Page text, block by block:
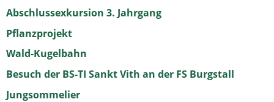
Abschlussexkursion 3. Jahrgang
Pflanzprojekt
Wald-Kugelbahn
Besuch der BS-TI Sankt Vith an der FS Burgstall
Jungsommelier